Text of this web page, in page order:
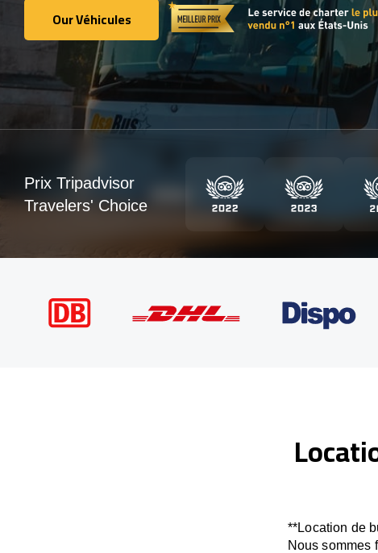
Our Véhicules
Our Véhicules
Prix Tripadvisor
Travelers' Choice
**Location de
Nous sommes